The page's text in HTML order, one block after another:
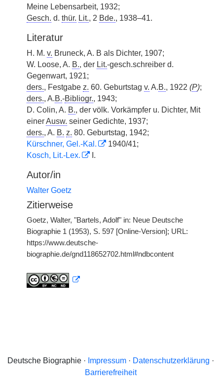
Meine Lebensarbeit, 1932;
Gesch. d. thür. Lit., 2 Bde., 1938–41.
Literatur
H. M. v. Bruneck, A. B als Dichter, 1907;
W. Loose, A. B., der Lit.-gesch.schreiber d.
Gegenwart, 1921;
ders., Festgabe z. 60. Geburtstag v. A.B., 1922 (P);
ders., A.B.-Bibliogr., 1943;
D. Colin, A. B., der völk. Vorkämpfer u. Dichter, Mit
einerAusw. seiner Gedichte, 1937;
ders., A. B. z. 80. Geburtstag, 1942;
Kürschner, Gel.-Kal.
1940/41;
Kosch, Lit.-Lex.
I.
Autor/in
Walter Goetz
Zitierweise
Goetz, Walter, "Bartels, Adolf" in: Neue Deutsche
Biographie 1 (1953), S. 597 [Online-Version]; URL:
https://www.deutsche-
biographie.de/gnd118652702.html#ndbcontent
Deutsche Biographie · Impressum· Datenschutzerklärung ·
Barrierefreiheit